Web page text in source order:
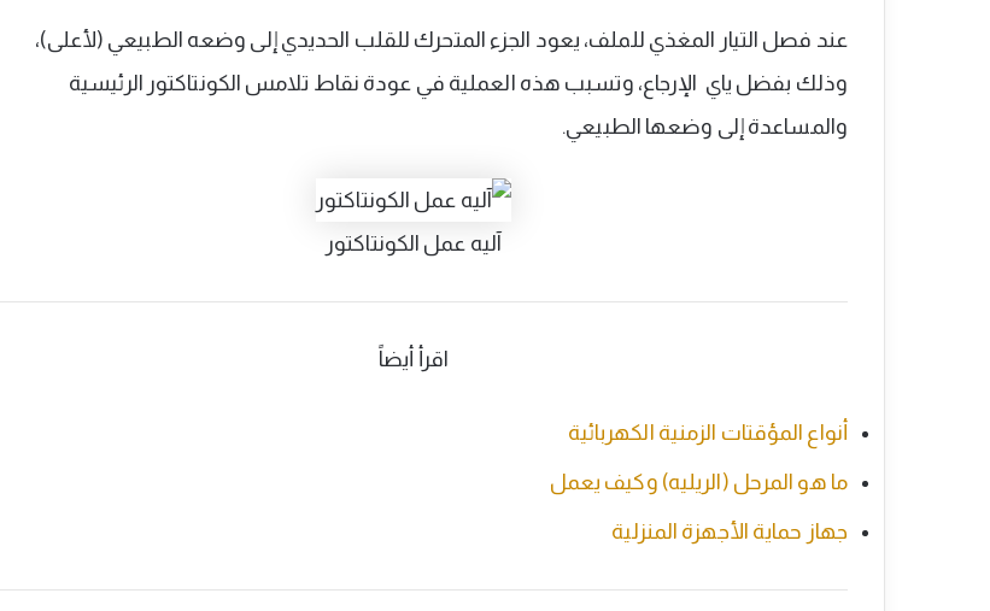
عند فصل التيار المغذي للملف، يعود الجزء المتحرك للقلب الحديدي إلى وضعه الطبيعي (لأعلى)،
وذلك بفضل ياي الإرجاع، وتسبب هذه العملية في عودة نقاط تلامس الكونتاكتور الرئيسية
والمساعدة إلى وضعها الطبيعي.
آليه عمل الكونتاكتور
اقرأ أيضاً
أنواع المؤقتات الزمنية الكهربائية
ما هو المرحل (الريليه) وكيف يعمل
جهاز حماية الأجهزة المنزلية